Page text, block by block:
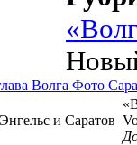
Волга Фото
Энгельс и Саратов